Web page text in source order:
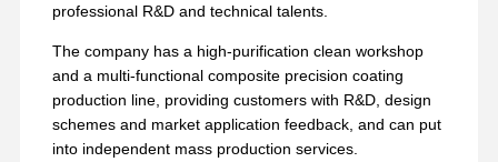
professional R&D and technical talents.
The company has a high-purification clean workshop
and a multi-functional composite precision coating
production line, providing customers with R&D, design
schemes and market application feedback, and can put
into independent mass production services.